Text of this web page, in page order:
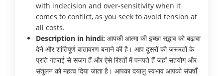
with indecision and over-sensitivity when it
comes to conflict, as you seek to avoid tension at
all costs.
Description in hindi: आपकी आत्मा की इच्छा सद्भाव को बढ़ावा
देने और शांतिपूर्ण वातावरण बनाने की है। आप दूसरों की ज़रूरतों के
प्रति गहराई से सजग हैं और ऐसे रिश्तों में पनपते हैं जहाँ सहयोग और
संतुलन को महत्व दिया जाता है। आपका दयालु स्वभाव आपको संघर्षों